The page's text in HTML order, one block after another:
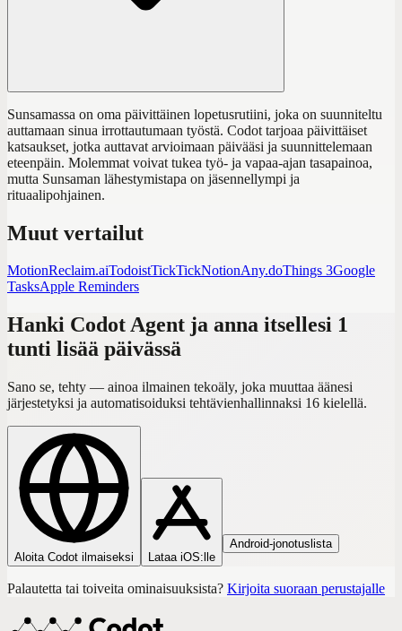
Sunsamassa on oma päivittäinen lopetusrutiini, joka on suunniteltu
auttamaan sinua irrottautumaan työstä. Codot tarjoaa päivittäiset
katsaukset, jotka auttavat arvioimaan päivääsi ja suunnittelemaan
eteenpäin. Molemmat voivat tukea työ- ja vapaa-ajan tasapainoa,
mutta Sunsaman lähestymistapa on jäsennellympi ja
rituaalipohjainen.
Muut vertailut
MotionReclaim.aiTodoistTickTickNotionAny.doThings 3Google
TasksApple Reminders
Hanki Codot Agent ja anna itsellesi 1
tunti lisää päivässä
Sano se, tehty — ainoa ilmainen tekoäly, joka muuttaa äänesi
järjestetyksi ja automatisoiduksi tehtävienhallinnaksi 16 kielellä.
Aloita Codot ilmaiseksi Lataa iOS:lle
Android-jonotuslista
Palautetta tai toiveita ominaisuuksista? Kirjoita suoraan perustajalle